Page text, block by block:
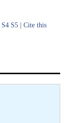
S4 S5
Cite this